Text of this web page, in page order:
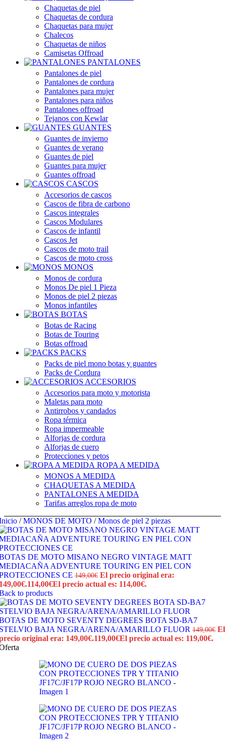
Chaquetas de piel
Chaquetas de cordura
Chaquetas para mujer
Chalecos
Chaquetas de niños
Camisetas Offroad
PANTALONES
Pantalones de piel
Pantalones de cordura
Pantalones para mujer
Pantalones para niños
Pantalones offroad
Tejanos con Kewlar
GUANTES
Guantes de invierno
Guantes de verano
Guantes de piel
Guantes para mujer
Guantes offroad
CASCOS
Accesorios de cascos
Cascos de fibra de carbono
Cascos integrales
Cascos Modulares
Cascos de infantil
Cascos Jet
Cascos de moto trail
Cascos de moto cross
MONOS
Monos de cordura
Monos De piel 1 Pieza
Monos de piel 2 piezas
Monos infantiles
BOTAS
Botas de Racing
Botas de Touring
Botas offroad
PACKS
Packs de piel mono botas y guantes
Packs de Cordura
ACCESORIOS
Accesorios para moto y motorista
Maletas para moto
Antirrobos y candados
Ropa térmica
Ropa impermeable
Alforjas de cordura
Alforjas de cuero
Protecciones y petos
ROPA A MEDIDA
MONOS A MEDIDA
CHAQUETAS A MEDIDA
PANTALONES A MEDIDA
Tarifas arreglos ropa de moto
/ MONOS DE MOTO / Monos de piel 2 piezas
DE MOTO MISANO NEGRO VINTAGE MATT
ADVENTURE TOURING EN PIEL CON
CE 149,00€ El precio original era:
114,00€El precio actual es: 114,00€.
to products
DE MOTO SEVENTY DEGREES BOTA SD-BA7
BAJA NEGRA/ARENA/AMARILLO FLUOR 149,00€ El
original era: 149,00€.119,00€El precio actual es: 119,00€.